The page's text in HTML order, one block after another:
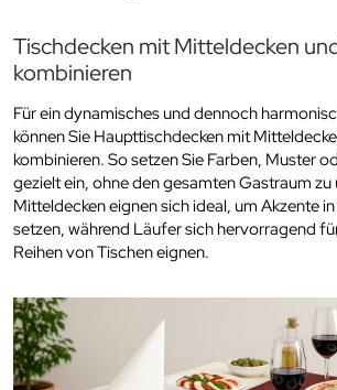
Tischdecken mit Mitteldecken
kombinieren
Für ein dynamisches und dennoch
können Sie Haupttischdecken mit
kombinieren. So setzen Sie Farben, Muster
gezielt ein, ohne den gesamten Gastraum zu
Mitteldecken eignen sich ideal, um Akzente
setzen, während Läufer sich hervorragend
Reihen von Tischen eignen.